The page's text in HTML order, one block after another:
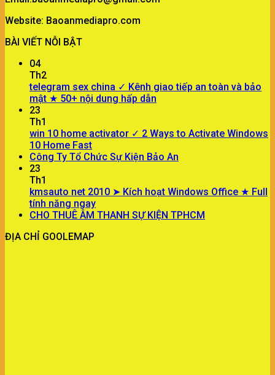
Website: Baoanmediapro.com
BÀI VIẾT NỖI BẬT
04
Th2
telegram sex china ✓ Kênh giao tiếp an toàn và bảo
mật ★ 50+ nội dung hấp dẫn
23
Th1
win 10 home activator ✓ 2 Ways to Activate Windows
10 Home Fast
Công Ty Tổ Chức Sự Kiện Bảo An
23
Th1
kmsauto net 2010 ➤ Kích hoạt Windows Office ★ Full
tính năng ngay
CHO THUÊ ÂM THANH SỰ KIỆN TPHCM
ĐỊA CHỈ GOOLEMAP